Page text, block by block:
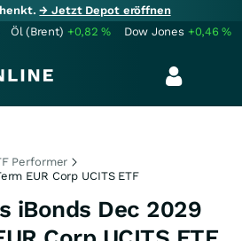
→ Jetzt Depot eröffnen
Öl (Brent) +0,82% Dow Jones +0,46%
Performer
EUR Corp UCITS ETF
iBonds Dec 2029